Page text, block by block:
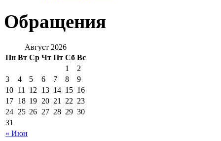
Обращения
Август 2026
Пн Вт Ср Чт Пт Сб Вс
« Июн
1
2
3
4 5 6 7 8
9
10 11 12 13 14 15 16
17 18 19 20 21 22 23
24 25 26 27 28 29 30
31